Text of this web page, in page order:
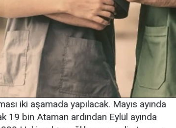
iki aşamada yapılacak. Mayıs ayında
19 bin Ataman ardından Eylül ayında